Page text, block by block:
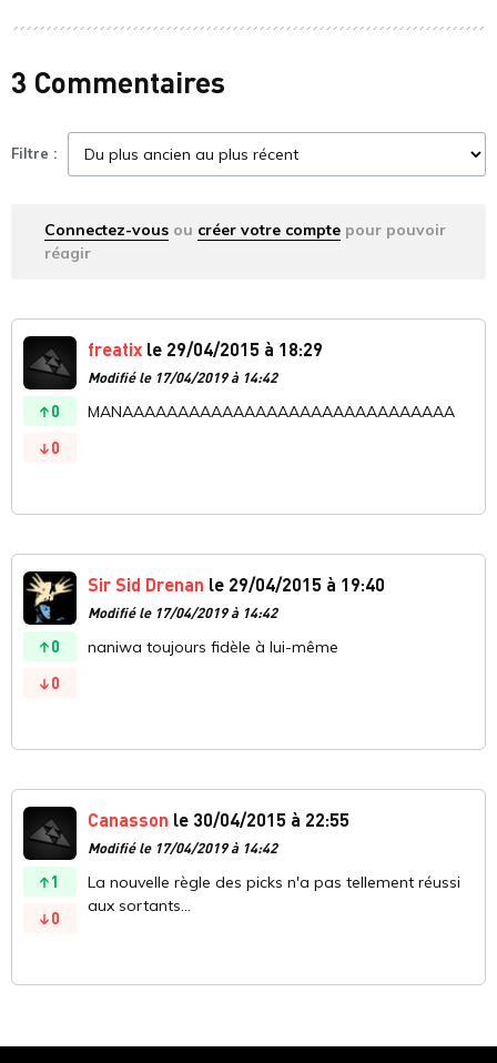
3 Commentaires
Filtre :
Connectez-vous ou créer votre compte pour pouvoir
réagir
0
0
freatix le 29/04/2015 à 18:29
Modifié le 17/04/2019 à 14:42
MANAAAAAAAAAAAAAAAAAAAAAAAAAAAAAA
0
0
Sir Sid Drenan le 29/04/2015 à 19:40
Modifié le 17/04/2019 à 14:42
naniwa toujours fidèle à lui-même
1
0
Canasson le 30/04/2015 à 22:55
Modifié le 17/04/2019 à 14:42
La nouvelle règle des picks n'a pas tellement réussi
aux sortants...